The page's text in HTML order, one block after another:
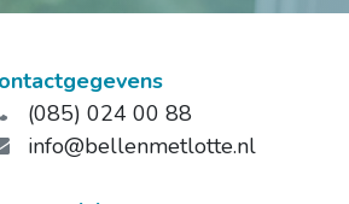
(085) 024 00 88
info@bellenmetlotte.nl